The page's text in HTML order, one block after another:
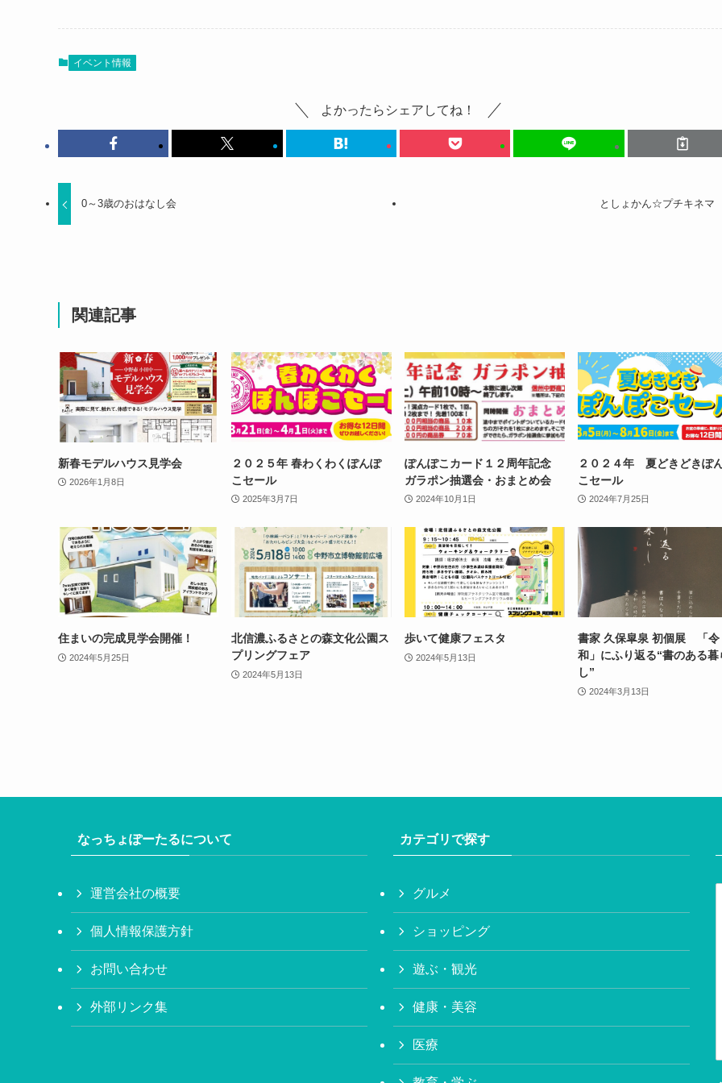
イベント情報
よかったらシェアしてね！
0～3歳のおはなし会 としょかん☆プチキネマ
関連記事
新春モデルハウス見学会
2026年1月8日
２０２５年 春わくわくぽんぽ
こセール
2025年3月7日
ぽんぽこカード１２周年記念
ガラポン抽選会・おまとめ会
2024年10月1日
２０２４年 夏どきどきぽ
こセール
2024年7月25日
住まいの完成見学会開催！
2024年5月25日
北信濃ふるさとの森文化公園ス
プリングフェア
2024年5月13日
歩いて健康フェスタ
2024年5月13日
書家 久保皐泉 初個展 「令
和」にふり返る“書のある暮
し”
2024年3月13日
なっちょぽーたるについて
運営会社の概要
個人情報保護方針
お問い合わせ
外部リンク集
カテゴリで探す
グルメ
ショッピング
遊ぶ・観光
健康・美容
医療